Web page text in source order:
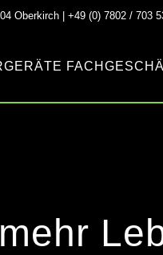
Oberkirch | +49 (0) 7802 / 703